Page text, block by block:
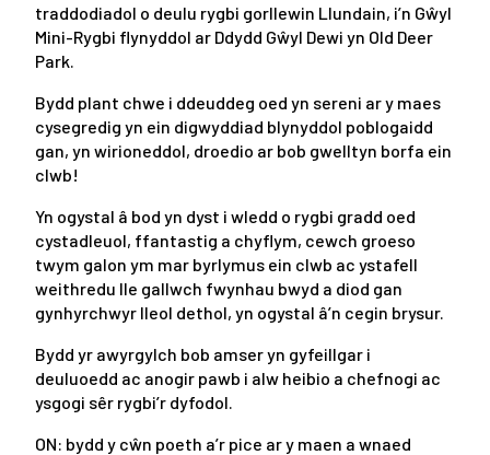
traddodiadol o deulu rygbi gorllewin Llundain, i’n Gŵyl
Mini-Rygbi flynyddol ar Ddydd Gŵyl Dewi yn Old Deer
Park.
Bydd plant chwe i ddeuddeg oed yn sereni ar y maes
cysegredig yn ein digwyddiad blynyddol poblogaidd
gan, yn wirioneddol, droedio ar bob gwelltyn borfa ein
clwb!
Yn ogystal â bod yn dyst i wledd o rygbi gradd oed
cystadleuol, ffantastig a chyflym, cewch groeso
twym galon ym mar byrlymus ein clwb ac ystafell
weithredu lle gallwch fwynhau bwyd a diod gan
gynhyrchwyr lleol dethol, yn ogystal â’n cegin brysur.
Bydd yr awyrgylch bob amser yn gyfeillgar i
deuluoedd ac anogir pawb i alw heibio a chefnogi ac
ysgogi sêr rygbi’r dyfodol.
ON: bydd y cŵn poeth a’r pice ar y maen a wnaed